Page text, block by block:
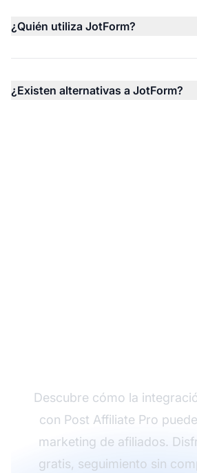
¿Quién utiliza JotForm?
¿Existen alternativas a JotForm?
Descubre cómo la
con Post Affiliate Pro
marketing de afiliados.
gratis, seguimiento sin